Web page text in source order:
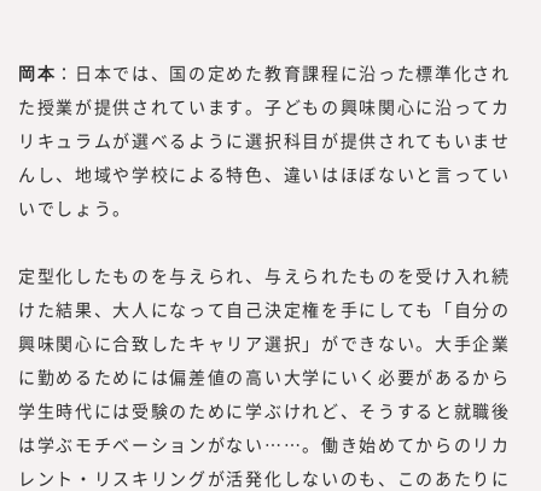
岡本 ：日本では、国の定めた教育課程に沿った標準化され
た授業が提供されています。子どもの興味関心に沿ってカ
リキュラムが選べるように選択科目が提供されてもいませ
んし、地域や学校による特色、違いはほぼないと言ってい
いでしょう。
定型化したものを与えられ、与えられたものを受け入れ続
けた結果、大人になって自己決定権を手にしても「自分の
興味関心に合致したキャリア選択」ができない。大手企業
に勤めるためには偏差値の高い大学にいく必要があるから
学生時代には受験のために学ぶけれど、そうすると就職後
は学ぶモチベーションがない……。働き始めてからのリカ
レント・リスキリングが活発化しないのも、このあたりに